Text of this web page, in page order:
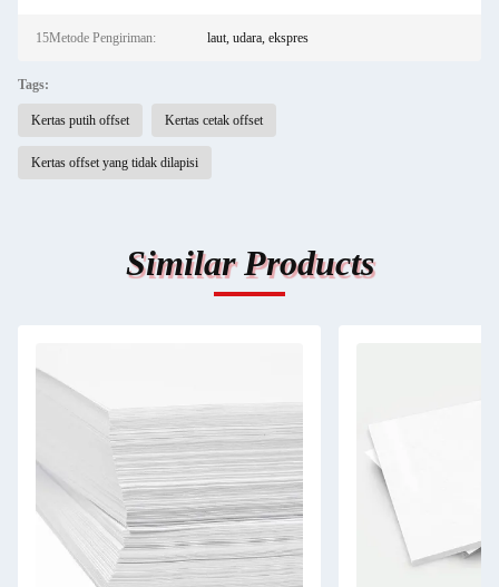
15Metode Pengiriman: laut, udara, ekspres
Tags:
Kertas putih offset Kertas cetak offset
Kertas offset yang tidak dilapisi
Similar Products